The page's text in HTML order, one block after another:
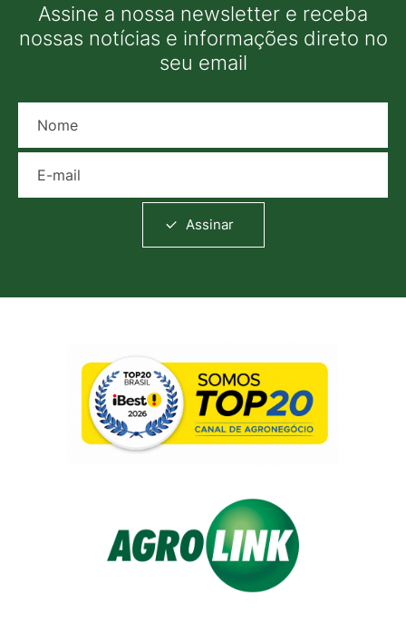
Assine a nossa newsletter e receba
nossas notícias e informações direto no
seu email
Assinar